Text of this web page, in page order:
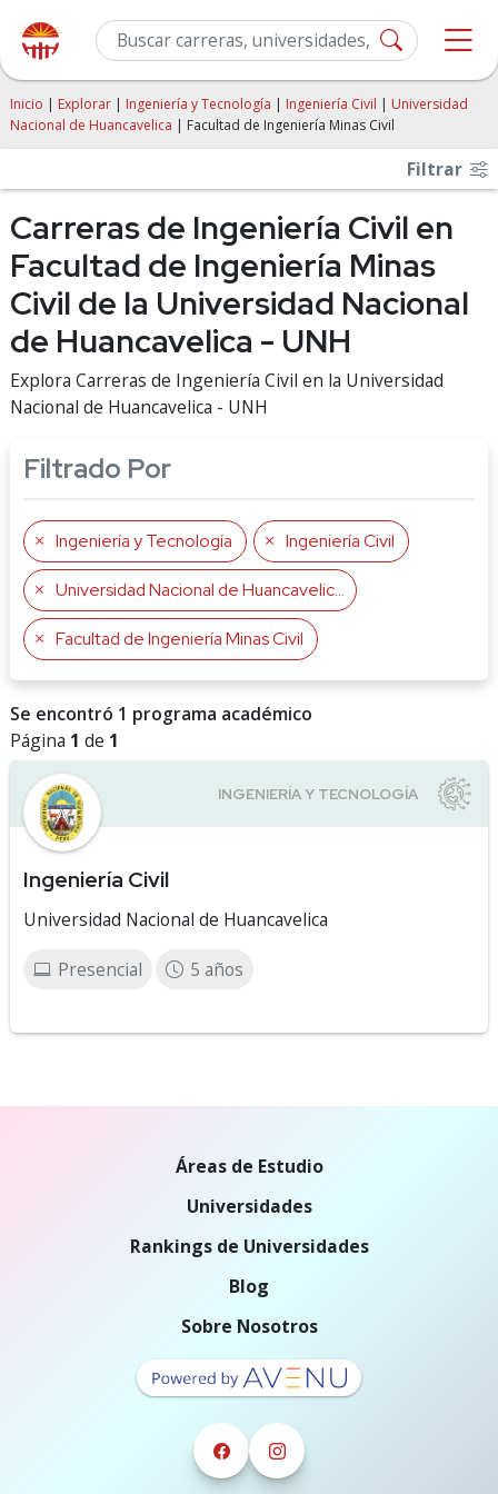
Inicio | Explorar | Ingeniería y Tecnología | Ingeniería Civil | Universidad
Nacional de Huancavelica | Facultad de Ingeniería Minas Civil
Filtrar
Carreras de Ingeniería Civil en
Facultad de Ingeniería Minas
Civil de la Universidad Nacional
de Huancavelica - UNH
Explora Carreras de Ingeniería Civil en la Universidad
Nacional de Huancavelica - UNH
Filtrado Por
Ingeniería y Tecnología Ingeniería Civil
Universidad Nacional de Huancavelica
Facultad de Ingeniería Minas Civil
Se encontró 1 programa académico
Página 1 de 1
Ingeniería Civil
Universidad Nacional de Huancavelica
Presencial 5 años
Áreas de Estudio
Universidades
Rankings de Universidades
Blog
Sobre Nosotros